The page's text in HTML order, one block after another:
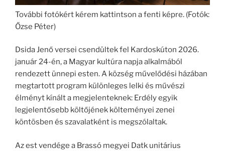
További fotókért kérem kattintson a fenti képre. (Fotók:
Őzse Péter)
Dsida Jenő versei csendültek fel Kardoskúton 2026.
január 24-én, a Magyar kultúra napja alkalmából
rendezett ünnepi esten. A község művelődési házában
megtartott program különleges lelki és művészi
élményt kínált a megjelenteknek: Erdély egyik
legjelentősebb költőjének költeményei zenei
köntösben és szavalatként is megszólaltak.
Az est vendége a Brassó megyei Datk unitárius